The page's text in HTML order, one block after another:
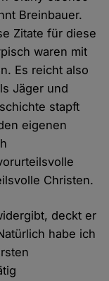
Breinbauer.
Zitate für diese
waren mit
Es reicht also
Jäger und
stapft
eigenen
Christen.
deckt er
habe ich